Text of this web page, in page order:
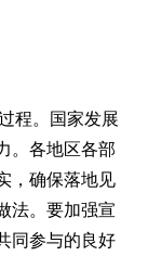
程。国家发展
。各地区各部
，确保落地见
法。要加强宣
同参与的良好